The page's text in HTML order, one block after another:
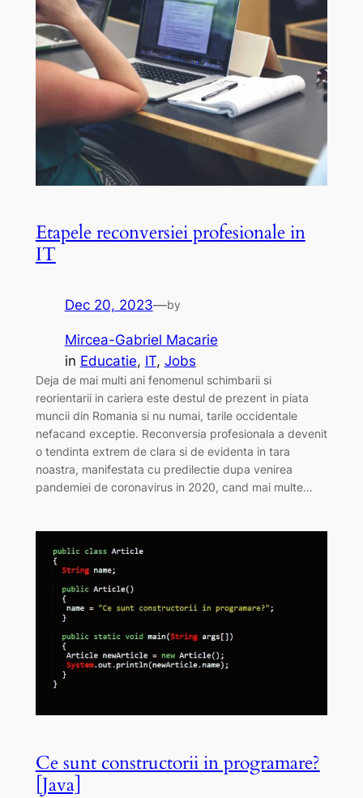
Etapele reconversiei profesionale in
IT
Dec 20, 2023—by
Mircea-Gabriel Macarie
in Educatie, IT, Jobs
Deja de mai multi ani fenomenul schimbarii si
reorientarii in cariera este destul de prezent in piata
muncii din Romania si nu numai, tarile occidentale
nefacand exceptie. Reconversia profesionala a devenit
o tendinta extrem de clara si de evidenta in tara
noastra, manifestata cu predilectie dupa venirea
pandemiei de coronavirus in 2020, cand mai multe…
Ce sunt constructorii in programare?
[Java]